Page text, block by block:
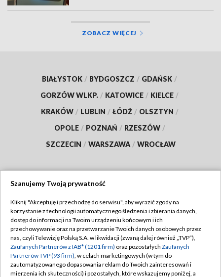
ZOBACZ WIĘCEJ
BIAŁYSTOK / BYDGOSZCZ / GDAŃSK /
GORZÓW WLKP. / KATOWICE / KIELCE /
KRAKÓW / LUBLIN / ŁÓDŹ / OLSZTYN /
OPOLE / POZNAŃ / RZESZÓW /
SZCZECIN / WARSZAWA / WROCŁAW
TVP
Abonament TVP
Emisja w TVP
Centrum informacji TVP
Regulamin TVP
Polityka prywatności
Moje zgody
Szanujemy Twoją prywatność
Kliknij "Akceptuję i przechodzę do serwisu", aby wyrazić zgody na
korzystanie z technologii automatycznego śledzenia i zbierania danych,
dostęp do informacji na Twoim urządzeniu końcowym i ich
przechowywanie oraz na przetwarzanie Twoich danych osobowych przez
nas, czyli Telewizję Polską S.A. w likwidacji (zwaną dalej również „TVP”),
Zaufanych Partnerów z IAB* (1201 firm) oraz pozostałych Zaufanych
Partnerów TVP (93 firm), w celach marketingowych (w tym do
zautomatyzowanego dopasowania reklam do Twoich zainteresowań i
mierzenia ich skuteczności) i pozostałych, które wskazujemy poniżej, a